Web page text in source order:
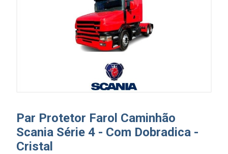
Par Protetor Farol Caminhão
Scania Série 4 - Com Dobradica -
Cristal